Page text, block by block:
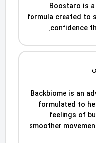
Boostaro is a
formula created to
confidence
Backbiome is an
formulated to
feelings of
smoother